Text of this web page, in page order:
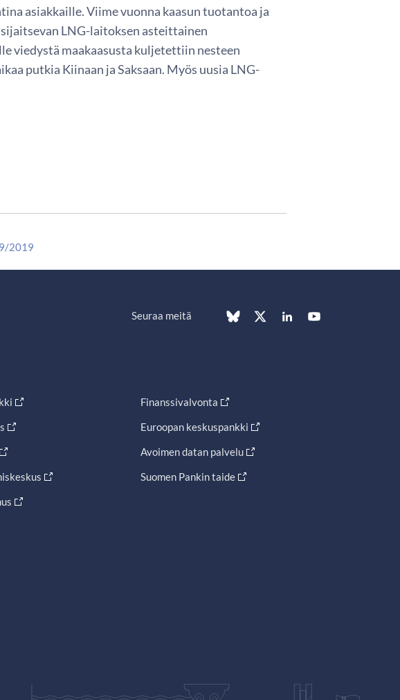
asiakkaille. Viime vuonna kaasun tuotantoa ja
LNG-laitoksen asteittainen
viedystä maakaasusta kuljetettiin nesteen
putkia Kiinaan ja Saksaan. Myös uusia LNG-
2019
Seuraa meitä
Finanssivalvonta
Euroopan keskuspankki
Avoimen datan palvelu
Suomen Pankin taide